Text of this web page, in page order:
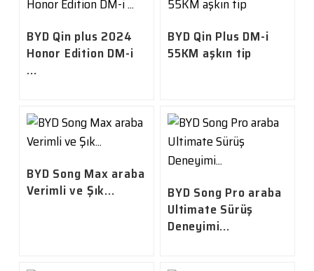
BYD Qin plus 2024
Honor Edition DM-i
...
BYD Qin Plus DM-i
55KM aşkın tip
BYD Song Max araba
Verimli ve Şık...
BYD Song Pro araba
Ultimate Sürüş
Deneyimi...